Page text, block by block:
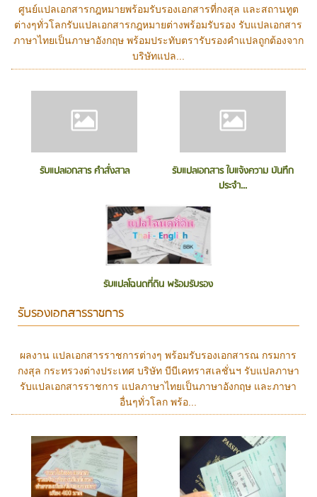
ศูนย์แปลเอกสารกฎหมายพร้อมรับรองเอกสารที่กงสุล และสถานทูต
ต่างๆทั่วโลกรับแปลเอกสารกฎหมายต่างพร้อมรับรอง รับแปลเอกสาร
ภาษาไทยเป็นภาษาอังกฤษ พร้อมประทับตรารับรองคำแปลถูกต้องจาก
บริษัทแปล...
รับแปลเอกสาร คำสั่งสาล
รับแปลเอกสาร ใบแจ้งความ บันทึก
ประจำ...
รับแปลโฉนดที่ดิน พร้อมรับรอง
รับรองเอกสารราชการ
ผลงาน แปลเอกสารราชการต่างๆ พร้อมรับรองเอกสารณ กรมการ
กงสุล กระทรวงต่างประเทศ บริษัท บีบีเคทราสเลชั่นฯ รับแปลภาษา
รับแปลเอกสารราชการ แปลภาษาไทยเป็นภาษาอังกฤษ และภาษา
อื่นๆทั่วโลก พร้อ...